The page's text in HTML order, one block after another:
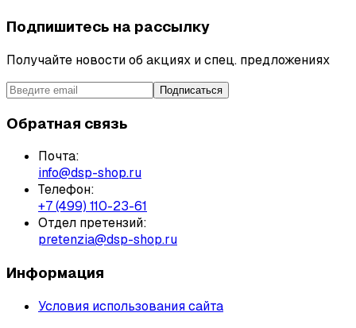
Подпишитесь на рассылку
Получайте новости об акциях и спец. предложениях
Подписаться
Обратная связь
Почта:
info@dsp-shop.ru
Телефон:
+7 (499) 110-23-61
Отдел претензий:
pretenzia@dsp-shop.ru
Информация
Условия использования сайта